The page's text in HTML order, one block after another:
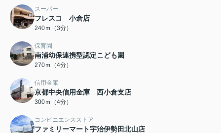
スーパー
フレスコ 小倉店
240ｍ（3分）
保育園
南浦幼保連携型認定こども園
270ｍ（4分）
信用金庫
京都中央信用金庫 西小倉支店
300ｍ（4分）
コンビニエンスストア
ファミリーマート宇治伊勢田北山店